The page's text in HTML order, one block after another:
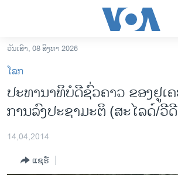
ເຂົ້າ
ຫາ
ຂ້າມ
ຂ້າມ
ຫາ
ອາເມຣິກາ
ຂ່າວ​ຈີນ
ໂລກ
ວັນເສົາ, 08 ສິງຫາ 2026
ໂລກ
ປະທານາທິບໍດີຊົ່ວຄາວ ຂອງຢູເ
ການລົງປະຊາມະຕິ (ສະໄລດ໌/ວີ
14,04,2014
ແຊຣ໌